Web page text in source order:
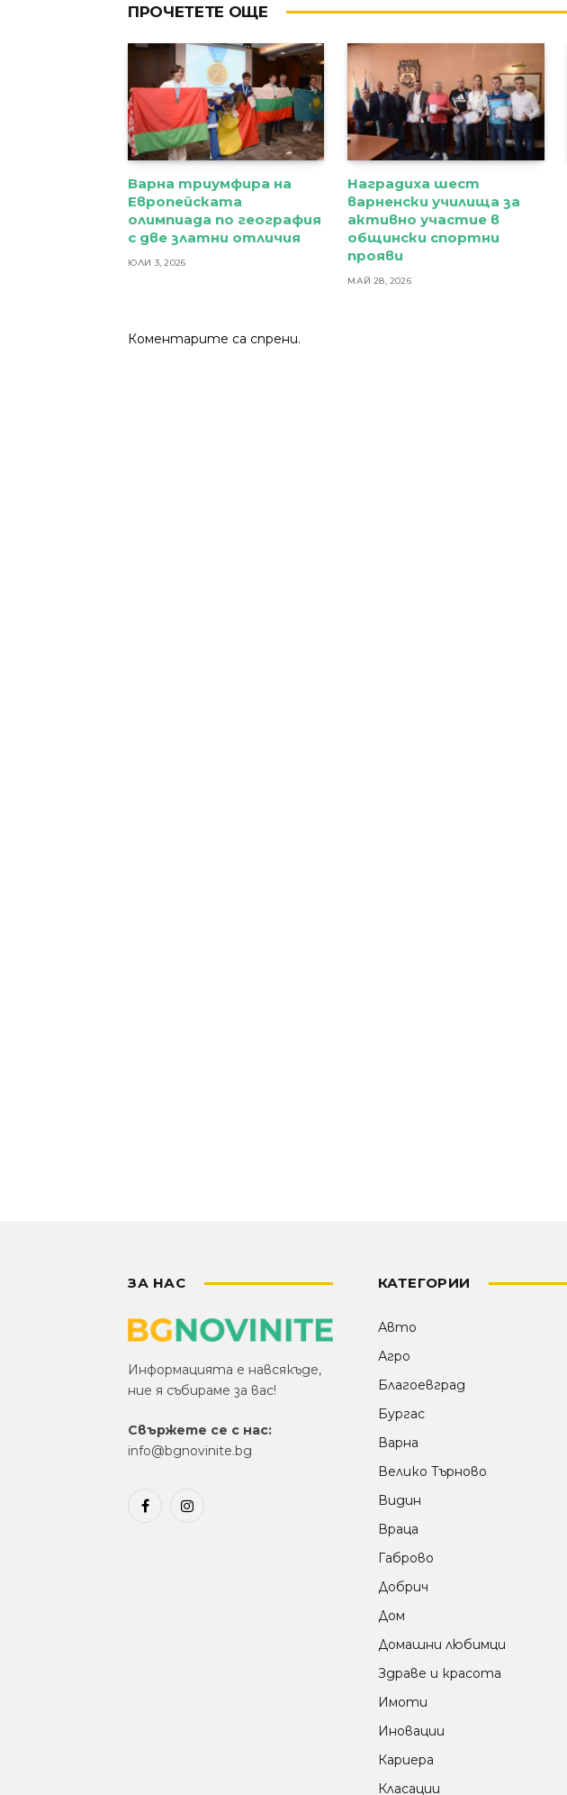
ПРОЧЕТЕТЕ ОЩЕ
Варна триумфира на
Европейската
олимпиада по география
с две златни отличия
ЮЛИ 3, 2026
Наградиха шест
варненски училища за
активно участие в
общински спортни
прояви
МАЙ 28, 2026
Коментарите са спрени.
ЗА НАС
Информацията е навсякъде,
ние я събираме за вас!
Свържете се с нас:
info@bgnovinite.bg
FacebookInstagram
КАТЕГОРИИ
Авто
Агро
Благоевград
Бургас
Варна
Велико Търново
Видин
Враца
Габрово
Добрич
Дом
Домашни любимци
Здраве и красота
Имоти
Иновации
Кариера
Класации